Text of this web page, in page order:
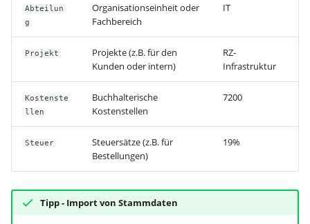
Abteilun
g
Organisationseinheit oder
Fachbereich
IT
Projekt
Projekte (z.B. für den
Kunden oder intern)
RZ-
Infrastruktur
Kostenste
llen
Buchhalterische
Kostenstellen
7200
Steuer
Steuersätze (z.B. für
Bestellungen)
19%
Tipp - Import von Stammdaten